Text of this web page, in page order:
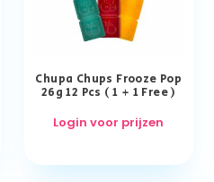
Chupa Chups Frooze Pop
26g 12 Pcs ( 1 + 1 Free )
Login voor prijzen